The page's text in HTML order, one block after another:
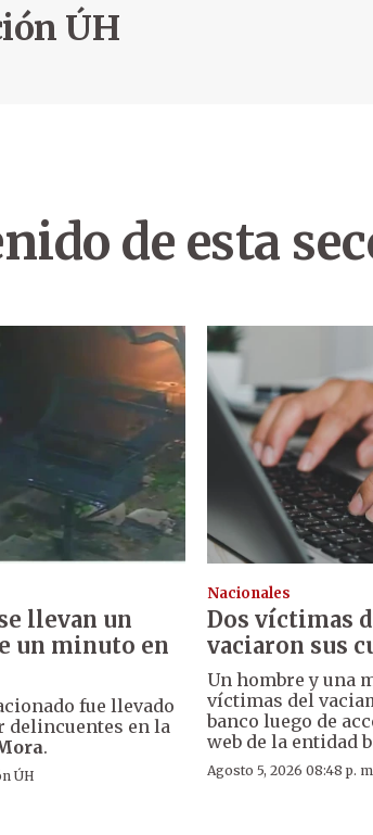
ÚH
de esta
llevan un
un minuto en
fue llevado
delincuentes en la
.
ÚH
Nacionales
Dos víctimas
vaciaron sus
Un hombre y una
víctimas del
banco luego de
web de la entidad
Agosto 5, 2026 08:48 p.